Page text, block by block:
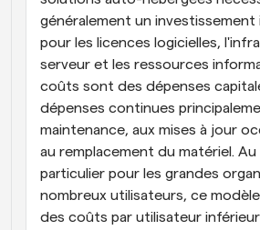
généralement un investissement
pour les licences logicielles,
serveur et les ressources
coûts sont des dépenses
dépenses continues
maintenance, aux mises à jour
au remplacement du matériel.
particulier pour les grandes
nombreux utilisateurs, ce
des coûts par utilisateur